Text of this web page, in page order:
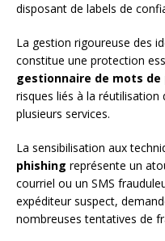
disposant de labels de
La gestion rigoureuse des
constitue une protection
gestionnaire de mots de
risques liés à la
plusieurs services.
La sensibilisation aux
phishing représente un
courriel ou un SMS
expéditeur suspect,
nombreuses tentatives de